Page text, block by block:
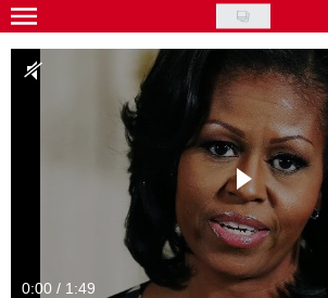
Skip
to
main
Gwiazdy
Kultura
0:00 / 1:49